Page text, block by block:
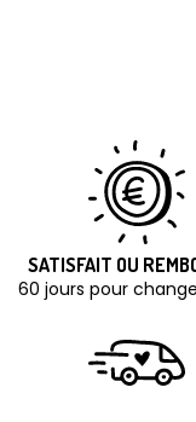
SATISFAIT OU
60 jours pour